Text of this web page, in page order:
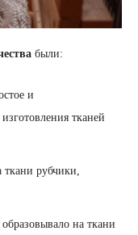
были:
и
тканей
ткани рубчики,
образовывало на ткани